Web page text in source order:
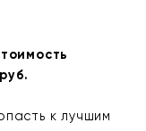
к лучшим